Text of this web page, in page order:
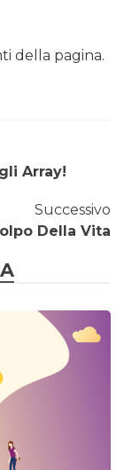
della pagina.
Array!
Successivo
Della Vita